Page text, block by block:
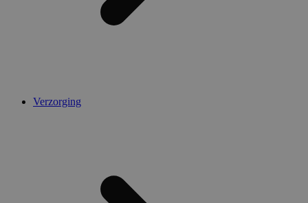
Verzorging